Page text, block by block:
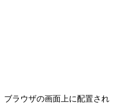
ブラウザの画面上に配置され